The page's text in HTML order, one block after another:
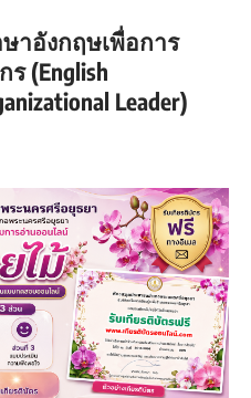
าอังกฤษเพื่อการ
(English
Leader)